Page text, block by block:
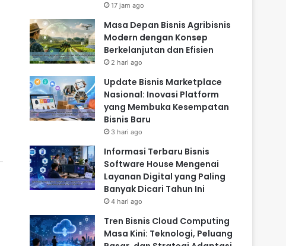
17 jam ago
Masa Depan Bisnis Agribisnis
Modern dengan Konsep
Berkelanjutan dan Efisien
2 hari ago
Update Bisnis Marketplace
Nasional: Inovasi Platform
yang Membuka Kesempatan
Bisnis Baru
3 hari ago
Informasi Terbaru Bisnis
Software House Mengenai
Layanan Digital yang Paling
Banyak Dicari Tahun Ini
4 hari ago
Tren Bisnis Cloud Computing
Masa Kini: Teknologi, Peluang